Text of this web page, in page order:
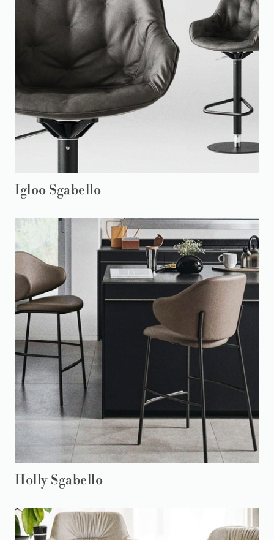
Igloo Sgabello
Holly Sgabello